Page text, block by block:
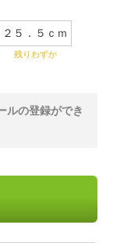
２５．５ｃｍ
残りわずか
ルの登録ができ